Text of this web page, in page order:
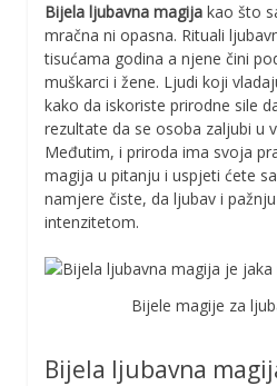
Bijela ljubavna magija kao što
mračna ni opasna. Rituali
tisućama godina a njene čini
muškarci i žene. Ljudi koji
kako da iskoriste prirodne sile
rezultate da se osoba zaljubi u
Međutim, i priroda ima svoja
magija u pitanju i uspjeti ćete
namjere čiste, da ljubav i
intenzitetom.
Bijele magije za
Bijela ljubavna